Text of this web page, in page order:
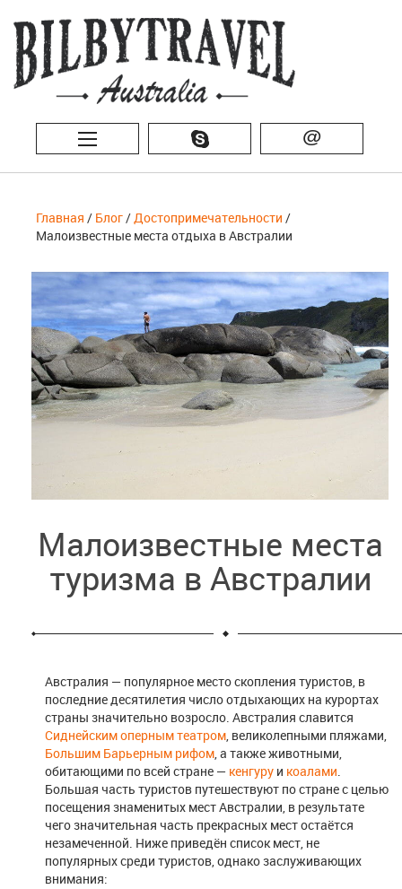
@
Главная / Блог/Достопримечательности /
Малоизвестные места отдыха в Австралии
Малоизвестные места
туризма в Австралии
Австралия — популярное место скопления туристов, в
последние десятилетия число отдыхающих на курортах
страны значительно возросло. Австралия славится
Сиднейским оперным театром, великолепными пляжами,
Большим Барьерным рифом, а также животными,
обитающими по всей стране — кенгуру и коалами.
Большая часть туристов путешествуют по стране с целью
посещения знаменитых мест Австралии, в результате
чего значительная часть прекрасных мест остаётся
незамеченной. Ниже приведён список мест, не
популярных среди туристов, однако заслуживающих
внимания: